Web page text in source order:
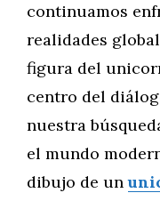
continuamos
realidades
figura del
centro del
nuestra
el mundo
dibujo de un